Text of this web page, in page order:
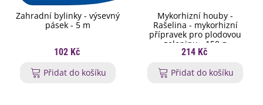
Zahradní bylinky - výsevný
pásek - 5 m
102 Kč
Přidat do košíku
Mykorhizní houby -
Rašelina - mykorhizní
přípravek pro plodovou
zeleninu - 150 g
214 Kč
Přidat do košíku